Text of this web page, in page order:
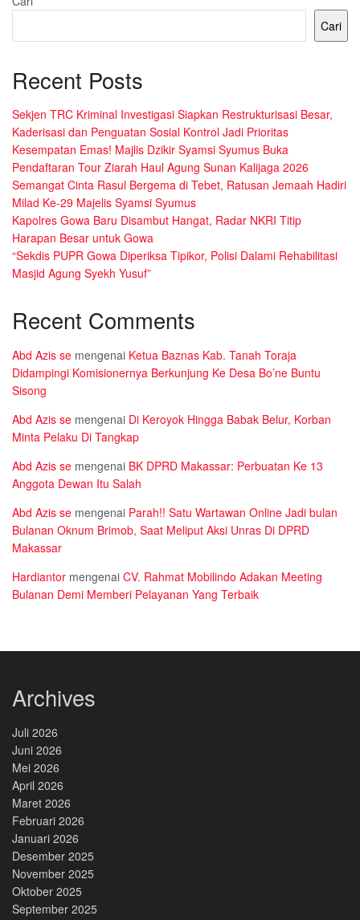
Cari
Recent Posts
Sekjen TRC Kriminal Investigasi Siapkan Restrukturisasi Besar,
Kaderisasi dan Penguatan Sosial Kontrol Jadi Prioritas
Kesempatan Emas! Majlis Dzikir Syamsi Syumus Buka
Pendaftaran Tour Ziarah Haul Agung Sunan Kalijaga 2026
Semangat Cinta Rasul Bergema di Tebet, Ratusan Jemaah Hadiri
Milad Ke-29 Majelis Syamsi Syumus
Kapolres Gowa Baru Disambut Hangat, Radar NKRI Titip
Harapan Besar untuk Gowa
“Sekdis PUPR Gowa Diperiksa Tipikor, Polisi Dalami Rehabilitasi
Masjid Agung Syekh Yusuf”
Recent Comments
Abd Azis se mengenai Ketua Baznas Kab. Tanah Toraja
Didampingi Komisionernya Berkunjung Ke Desa Bo’ne Buntu
Sisong
Abd Azis se mengenai Di Keroyok Hingga Babak Belur, Korban
Minta Pelaku Di Tangkap
Abd Azis se mengenai BK DPRD Makassar: Perbuatan Ke 13
Anggota Dewan Itu Salah
Abd Azis se mengenai Parah!! Satu Wartawan Online Jadi bulan
Bulanan Oknum Brimob, Saat Meliput Aksi Unras Di DPRD
Makassar
Hardiantor mengenai CV. Rahmat Mobilindo Adakan Meeting
Bulanan Demi Memberi Pelayanan Yang Terbaik
Archives
Juli 2026
Juni 2026
Mei 2026
April 2026
Maret 2026
Februari 2026
Januari 2026
Desember 2025
November 2025
Oktober 2025
September 2025